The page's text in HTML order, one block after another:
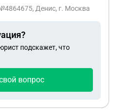
отпуск?
Денис, г. Москва
подскажет, что
вопрос